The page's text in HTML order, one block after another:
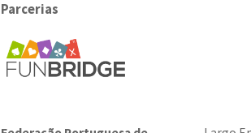
Parcerias